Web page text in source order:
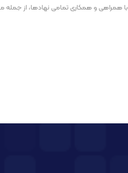
با همراهی و همکاری تمامی نهادها، از